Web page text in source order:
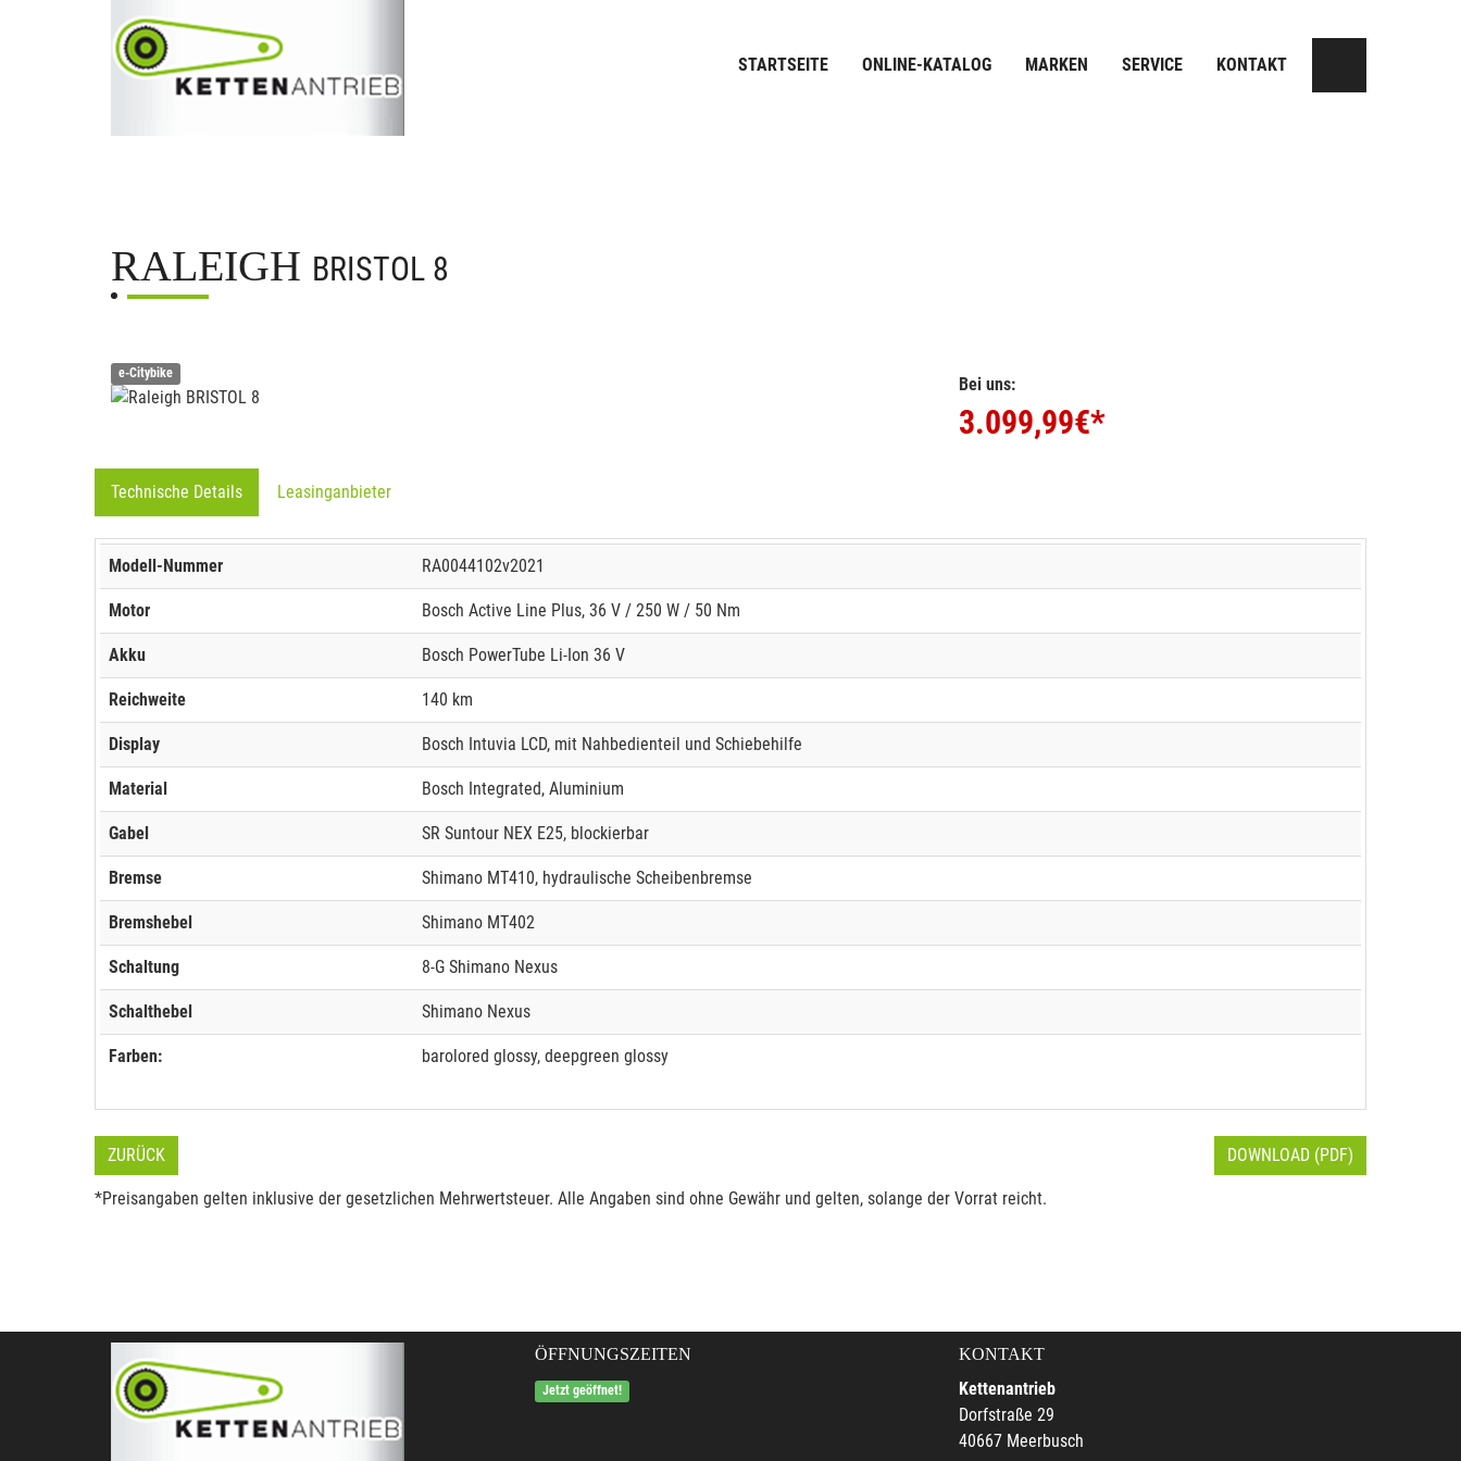
STARTSEITE ONLINE-KATALOG MARKEN SERVICE KONTAKT
RALEIGH BRISTOL 8
e-Citybike
Bei uns:
3.099,99€*
Technische Details Leasinganbieter
Modell-Nummer RA0044102v2021
Motor Bosch Active Line Plus, 36 V / 250 W / 50 Nm
Akku Bosch PowerTube Li-Ion 36 V
Reichweite 140 km
Display Bosch Intuvia LCD, mit Nahbedienteil und Schiebehilfe
Material Bosch Integrated, Aluminium
Gabel SR Suntour NEX E25, blockierbar
Bremse Shimano MT410, hydraulische Scheibenbremse
Bremshebel Shimano MT402
Schaltung 8-G Shimano Nexus
Schalthebel Shimano Nexus
Farben: barolored glossy, deepgreen glossy
ZURÜCK DOWNLOAD (PDF)
*Preisangaben gelten inklusive der gesetzlichen Mehrwertsteuer. Alle Angaben sind ohne Gewähr und gelten, solange der Vorrat reicht.
ÖFFNUNGSZEITEN
Jetzt geöffnet!
KONTAKT
Kettenantrieb
Dorfstraße 29
40667 Meerbusch